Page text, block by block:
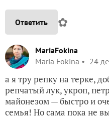
Ответить ✿
MariaFokina
Maria Fokina
24
а я тру репку на терке,
репчатый лук, укроп,
майонезом — быстро и
семья! Но сама пока не